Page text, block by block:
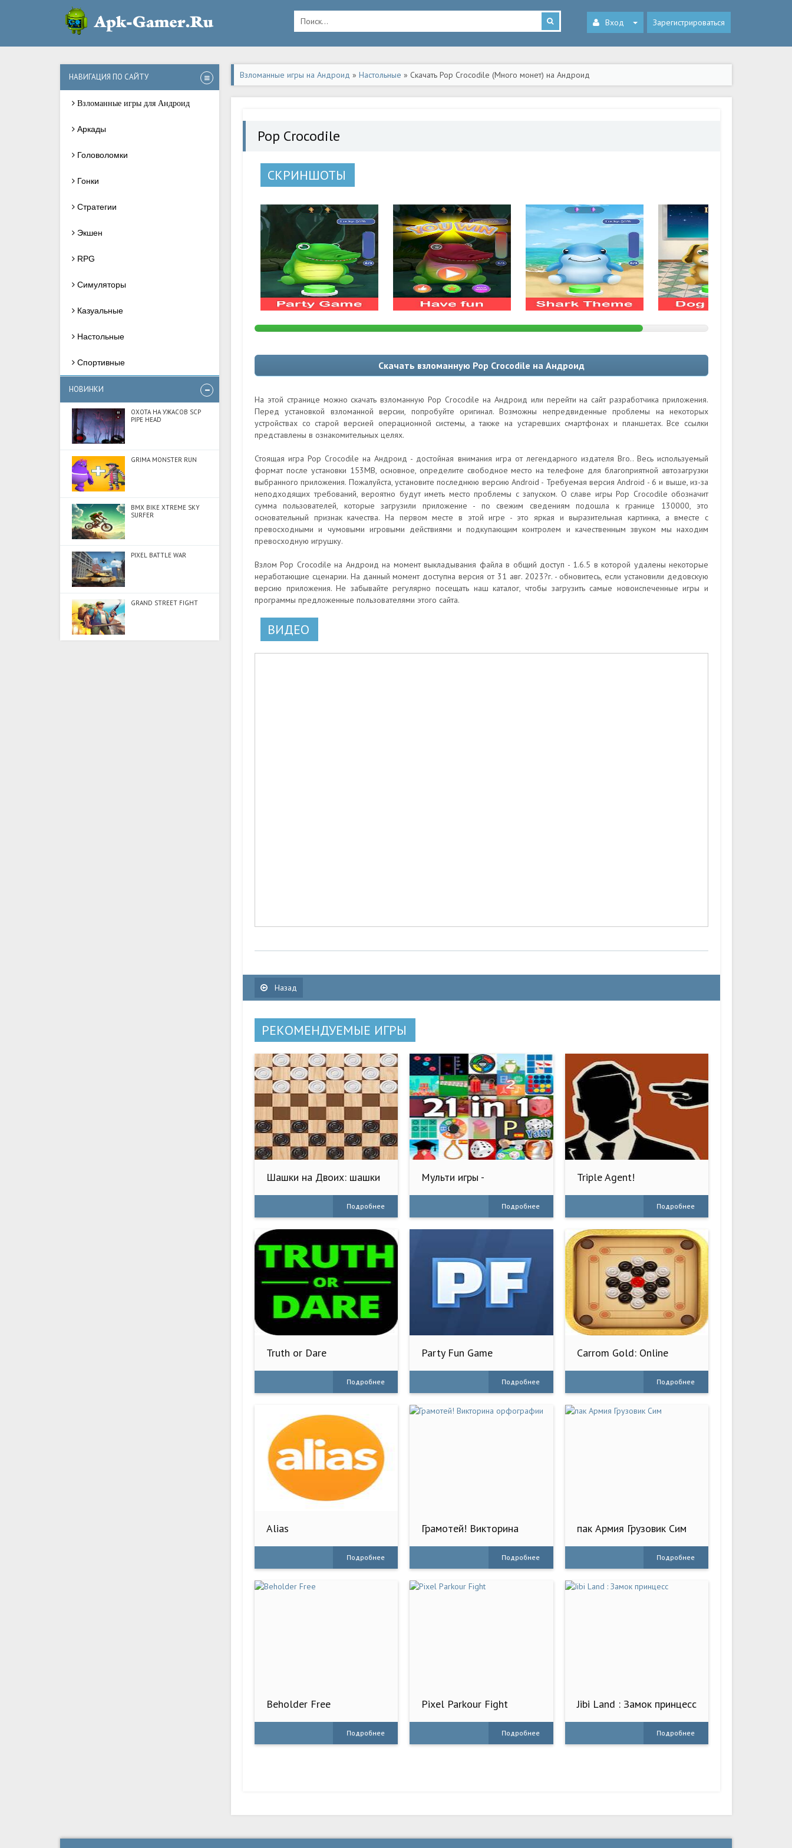
Вход Зарегистрироваться
НАВИГАЦИЯ ПО САЙТУ
Взломанные игры для Андроид
Аркады
Головоломки
Гонки
Стратегии
Экшен
RPG
Симуляторы
Казуальные
Настольные
Спортивные
НОВИНКИ
ОХОТА НА УЖАСОВ SCP
PIPE HEAD
GRIMA MONSTER RUN
BMX BIKE XTREME SKY
SURFER
PIXEL BATTLE WAR
GRAND STREET FIGHT
Взломанные игры на Андроид » Настольные » Скачать Pop Crocodile (Много монет) на Андроид
Pop Crocodile
СКРИНШОТЫ
Скачать взломанную Pop Crocodile на Андроид
На этой странице можно скачать взломанную Pop Crocodile на Андроид или перейти на сайт разработчика приложения.
Перед установкой взломанной версии, попробуйте оригинал. Возможны непредвиденные проблемы на некоторых
устройствах со старой версией операционной системы, а также на устаревших смартфонах и планшетах. Все ссылки
представлены в ознакомительных целях.
Стоящая игра Pop Crocodile на Андроид - достойная внимания игра от легендарного издателя Bro.. Весь используемый
формат после установки 153MB, основное, определите свободное место на телефоне для благоприятной автозагрузки
выбранного приложения. Пожалуйста, установите последнюю версию Android - Требуемая версия Android - 6 и выше, из-за
неподходящих требований, вероятно будут иметь место проблемы с запуском. О славе игры Pop Crocodile обозначит
сумма пользователей, которые загрузили приложение - по свежим сведениям подошла к границе 130000, это
основательный признак качества. На первом месте в этой игре - это яркая и выразительная картинка, а вместе с
превосходными и чумовыми игровыми действиями и подкупающим контролем и качественным звуком мы находим
превосходную игрушку.
Взлом Pop Crocodile на Андроид на момент выкладывания файла в общий доступ - 1.6.5 в которой удалены некоторые
неработающие сценарии. На данный момент доступна версия от 31 авг. 2023?г. - обновитесь, если установили дедовскую
версию приложения. Не забывайте регулярно посещать наш каталог, чтобы загрузить самые новоиспеченные игры и
программы предложенные пользователями этого сайта.
ВИДЕО
Назад
РЕКОМЕНДУЕМЫЕ ИГРЫ
Шашки на Двоих: шашки
Подробнее
Мульти игры -
Подробнее
Triple Agent!
Подробнее
Truth or Dare
Подробнее
Party Fun Game
Подробнее
Carrom Gold: Online
Подробнее
Alias
Подробнее
Грамотей! Викторина
Подробнее
пак Армия Грузовик Сим
Подробнее
Beholder Free
Подробнее
Pixel Parkour Fight
Подробнее
Jibi Land : Замок принцесс
Подробнее